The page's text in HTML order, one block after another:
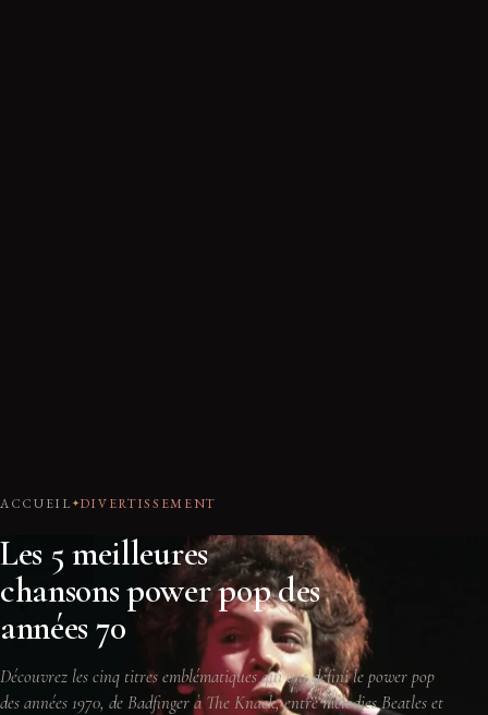
ACCUEIL DIVERTISSEMENT
Les 5 meilleures
chansons power pop des
années 70
Découvrez les cinq titres emblématiques qui ont défini le power pop
des années 1970, de Badfinger à The Knack, entre mélodies Beatles et